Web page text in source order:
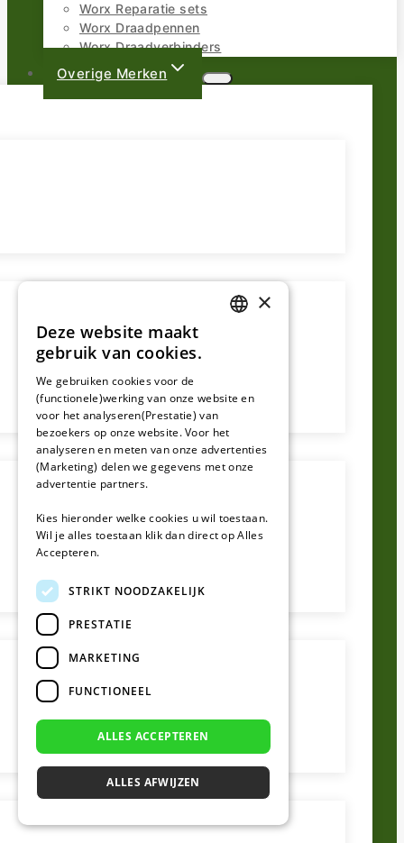
Worx Reparatie sets
Worx Draadpennen
Worx Draadverbinders
Overige Merken
GERMAN
×
Deze website maakt
gebruik van cookies.
We gebruiken cookies voor de
(functionele)werking van onze website en
voor het analyseren(Prestatie) van
bezoekers op onze website. Voor het
analyseren en meten van onze advertenties
(Marketing) delen we gegevens met onze
advertentie partners.
Kies hieronder welke cookies u wil toestaan.
Wil je alles toestaan klik dan direct op Alles
Accepteren.
STRIKT NOODZAKELIJK
PRESTATIE
MARKETING
FUNCTIONEEL
ALLES ACCEPTEREN
ALLES AFWIJZEN